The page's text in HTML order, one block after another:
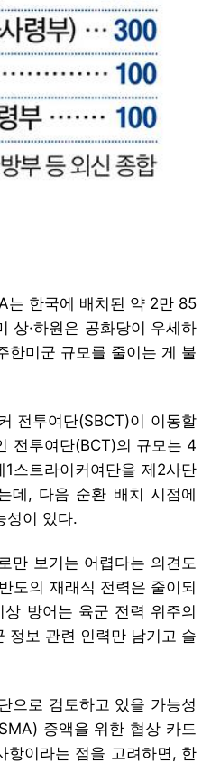
는 한국에 배치된 약 2만 85
상·하원은 공화당이 우세하
한미군 규모를 줄이는 게 불
전투여단(SBCT)이 이동할
전투여단(BCT)의 규모는 4
스트라이커여단을 제2사단
데, 다음 순환 배치 시점에
성이 있다.
만 보기는 어렵다는 의견도
도의 재래식 전력은 줄이되
방어는 육군 전력 위주의
정보 관련 인력만 남기고 슬
으로 검토하고 있을 가능성
증액을 위한 협상 카드
항이라는 점을 고려하면, 한